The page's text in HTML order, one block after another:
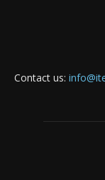
Contact us: